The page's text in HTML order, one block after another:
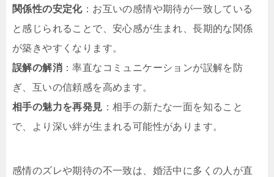
関係性の安定化：お互いの感情や期待が一致している
と感じられることで、安心感が生まれ、長期的な関係
が築きやすくなります。
誤解の解消 ：率直なコミュニケーションが誤解を防
ぎ、互いの信頼感を高めます。
相手の魅力を再発見 ：相手の新たな一面を知ること
で、より深い絆が生まれる可能性があります。
感情のズレや期待の不一致は、婚活中に多くの人が直